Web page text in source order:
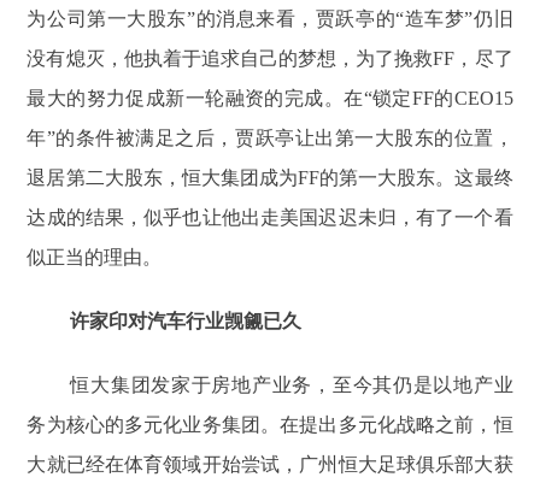
为公司第一大股东”的消息来看，贾跃亭的“造车梦”仍旧
没有熄灭，他执着于追求自己的梦想，为了挽救FF，尽了
最大的努力促成新一轮融资的完成。在“锁定FF的CEO15
年”的条件被满足之后，贾跃亭让出第一大股东的位置，
退居第二大股东，恒大集团成为FF的第一大股东。这最终
达成的结果，似乎也让他出走美国迟迟未归，有了一个看
似正当的理由。
许家印对汽车行业觊觎已久
恒大集团发家于房地产业务，至今其仍是以地产业
务为核心的多元化业务集团。在提出多元化战略之前，恒
大就已经在体育领域开始尝试，广州恒大足球俱乐部大获